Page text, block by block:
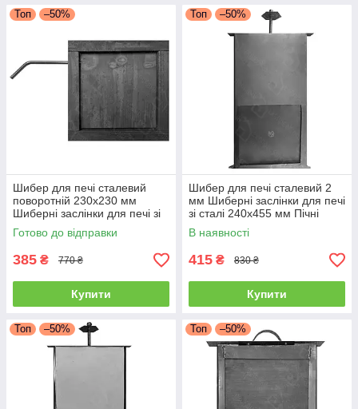
Топ –50%
Шибер для печі сталевий
поворотній 230х230 мм
Шиберні заслінки для печі зі
сталі Пічні засувки димоходу
Готово до відправки
385 ₴ 770 ₴
Купити
Топ –50%
Шибер для печі сталевий 2
мм Шиберні заслінки для печі
зі сталі 240х455 мм Пічні
засувки димоходу
В наявності
415 ₴ 830 ₴
Купити
Топ –50% Топ –50%